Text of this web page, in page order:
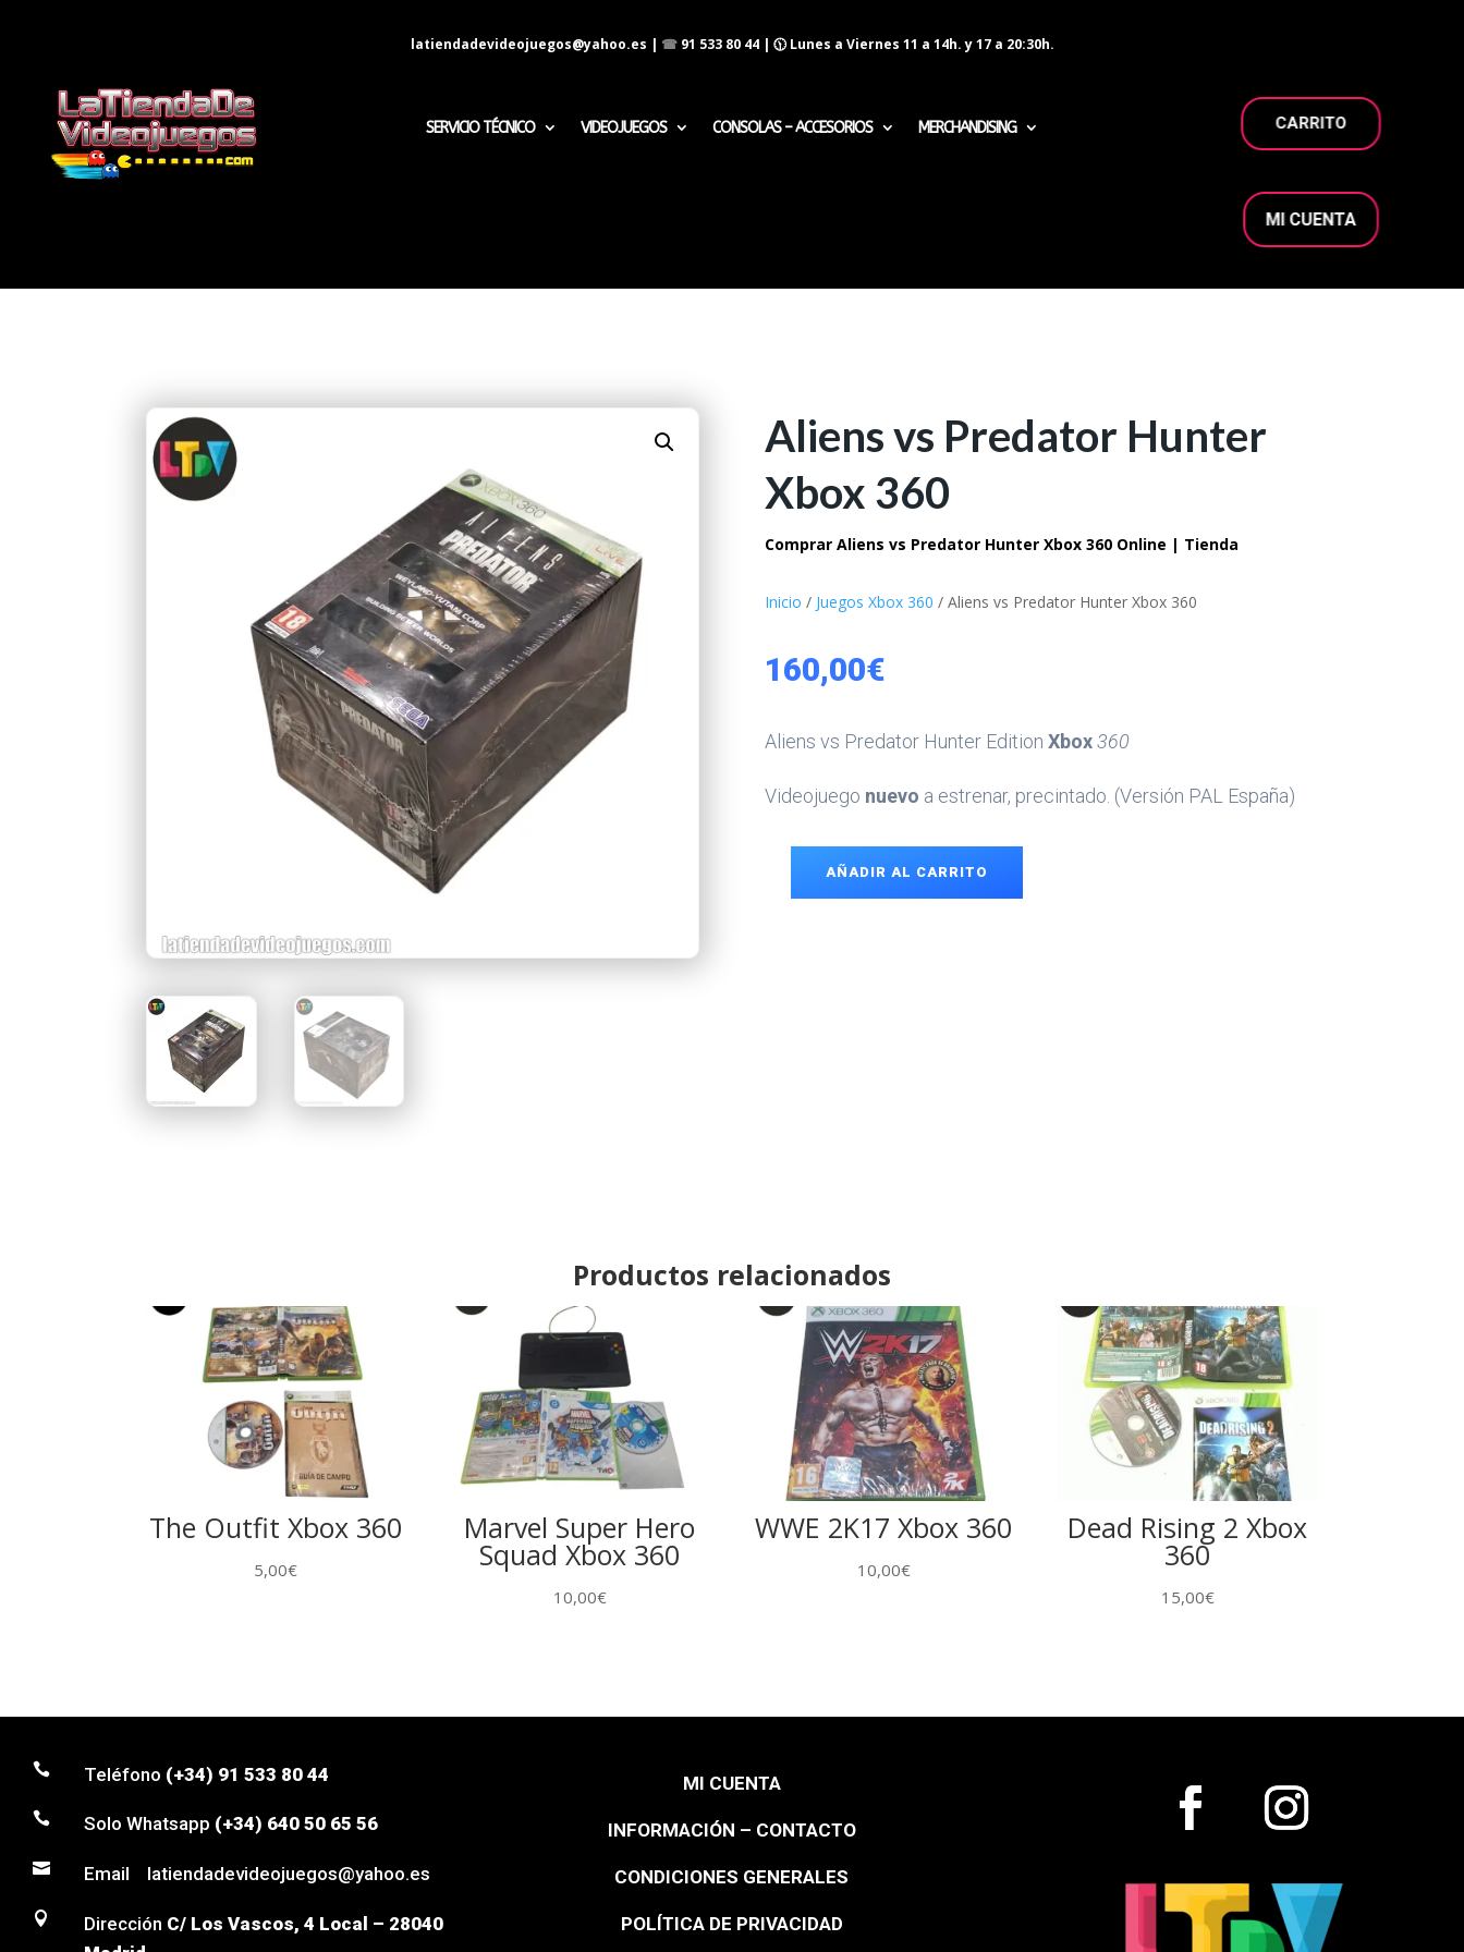
latiendadevideojuegos@yahoo.es | ☎ 91 533 80 44| 🕦 Lunes a Viernes 11 a 14h. y 17 a 20:30h.
SERVICIO TÉCNICO VIDEOJUEGOS CONSOLAS – ACCESORIOS MERCHANDISING CARRITO
MI CUENTA
Aliens vs Predator Hunter
Xbox 360
Comprar Aliens vs Predator Hunter Xbox 360 Online | Tienda
Inicio / Juegos Xbox 360 / Aliens vs Predator Hunter Xbox 360
160,00€
Aliens vs Predator Hunter Edition Xbox360
Videojuego nuevo a estrenar, precintado. (Versión PAL España)
AÑADIR AL CARRITO
Productos relacionados
The Outfit Xbox 360
5,00€
Marvel Super Hero
Squad Xbox 360
10,00€
WWE 2K17 Xbox 360
10,00€
Dead Rising 2 Xbox
360
15,00€
 Teléfono (+34) 91 533 80 44
 Solo Whatsapp (+34) 640 50 65 56
 Email latiendadevideojuegos@yahoo.es
 Dirección C/ Los Vascos, 4 Local – 28040
MI CUENTA
INFORMACIÓN – CONTACTO
CONDICIONES GENERALES
POLÍTICA DE PRIVACIDAD